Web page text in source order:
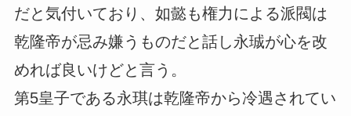
だと気付いており、如懿も権力による派閥は
乾隆帝が忌み嫌うものだと話し永珹が心を改
めれば良いけどと言う。
第5皇子である永琪は乾隆帝から冷遇されてい